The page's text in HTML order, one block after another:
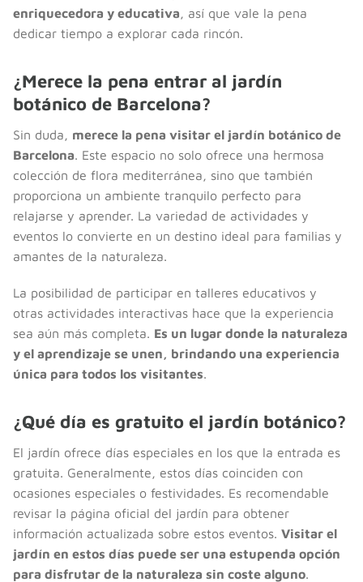
enriquecedora y educativa, así que vale la pena
dedicar tiempo a explorar cada rincón.
¿Merece la pena entrar al jardín
botánico de Barcelona?
Sin duda, merece la pena visitar el jardín botánico de
Barcelona. Este espacio no solo ofrece una hermosa
colección de flora mediterránea, sino que también
proporciona un ambiente tranquilo perfecto para
relajarse y aprender. La variedad de actividades y
eventos lo convierte en un destino ideal para familias y
amantes de la naturaleza.
La posibilidad de participar en talleres educativos y
otras actividades interactivas hace que la experiencia
sea aún más completa. Es un lugar donde la naturaleza
y el aprendizaje se unen, brindando una experiencia
única para todos los visitantes.
¿Qué día es gratuito el jardín botánico?
El jardín ofrece días especiales en los que la entrada es
gratuita. Generalmente, estos días coinciden con
ocasiones especiales o festividades. Es recomendable
revisar la página oficial del jardín para obtener
información actualizada sobre estos eventos. Visitar el
jardín en estos días puede ser una estupenda opción
para disfrutar de la naturaleza sin coste alguno.